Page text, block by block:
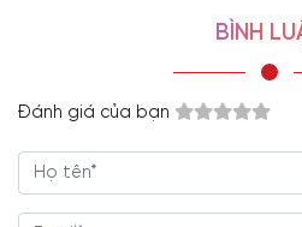
BÌNH
Đánh giá của bạn